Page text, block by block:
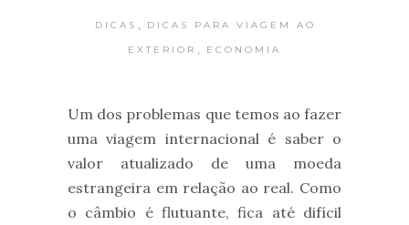
DICAS DICAS PARA VIAGEM AO
EXTERIOR ECONOMIA
Um dos problemas que temos ao fazer
uma viagem internacional é saber o
valor atualizado de uma moeda
estrangeira em relação ao real. Como
o câmbio é flutuante, fica até difícil